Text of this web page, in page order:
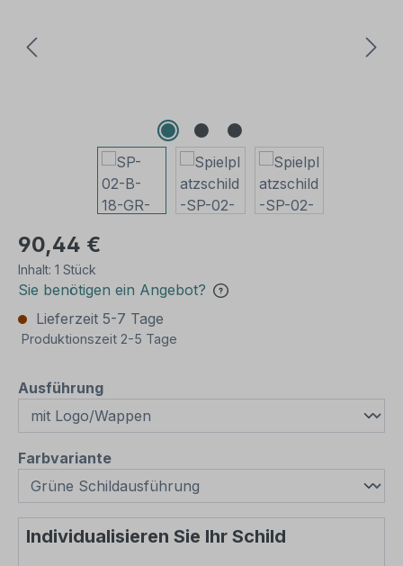
90,44 €
Inhalt: 1 Stück
Sie benötigen ein Angebot?
Lieferzeit 5-7 Tage
Produktionszeit 2-5 Tage
Ausführungauswählen
Farbvarianteauswählen
Individualisieren Sie Ihr Schild